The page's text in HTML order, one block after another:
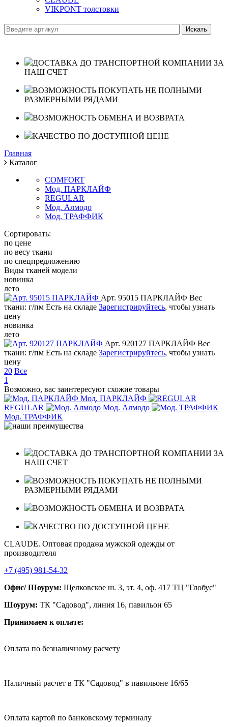
VIKPONT толстовки
ДОСТАВКА ДО ТРАНСПОРТНОЙ КОМПАНИИ ЗА
НАШ СЧЕТ
ВОЗМОЖНОСТЬ ПОКУПАТЬ НЕ ПОЛНЫМИ
РАЗМЕРНЫМИ РЯДАМИ
ВОЗМОЖНОСТЬ ОБМЕНА И ВОЗВРАТА
КАЧЕСТВО ПО ДОСТУПНОЙ ЦЕНЕ
Главная
Каталог
COMFORT
Мод. ПАРКЛАЙФ
REGULAR
Мод. Алмодо
Мод. ТРАФФИК
Сортировать:
по цене
по весу ткани
по спецпредложению
Виды тканей модели
новинка
лето
Арт. 95015 ПАРКЛАЙФ Вес
ткани: г/пм Есть на складе Зарегистрируйтесь, чтобы узнать
цену
новинка
лето
Арт. 920127 ПАРКЛАЙФ Вес
ткани: г/пм Есть на складе Зарегистрируйтесь, чтобы узнать
цену
20 Все
1
Возможно, вас заинтересуют схожие товары
Мод. ПАРКЛАЙФ
REGULAR
Мод. Алмодо
Мод. ТРАФФИК
ДОСТАВКА ДО ТРАНСПОРТНОЙ КОМПАНИИ ЗА
НАШ СЧЕТ
ВОЗМОЖНОСТЬ ПОКУПАТЬ НЕ ПОЛНЫМИ
РАЗМЕРНЫМИ РЯДАМИ
ВОЗМОЖНОСТЬ ОБМЕНА И ВОЗВРАТА
КАЧЕСТВО ПО ДОСТУПНОЙ ЦЕНЕ
CLAUDE. Оптовая продажа мужской одежды от
производителя
+7 (495) 981-54-32
Офис/ Шоурум: Щелковское ш. 3, эт. 4, оф. 417 ТЦ "Глобус"
Шоурум: ТК "Садовод", линия 16, павильон 65
Принимаем к оплате:
Оплата по безналичному расчету
Наличный расчет в ТК "Садовод" в павильоне 16/65
Оплата картой по банковскому терминалу